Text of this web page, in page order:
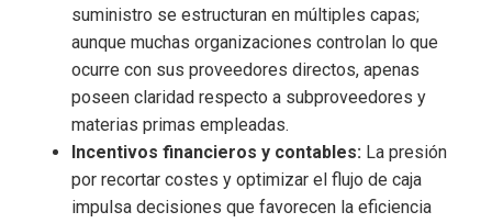
suministro se estructuran en múltiples capas;
aunque muchas organizaciones controlan lo que
ocurre con sus proveedores directos, apenas
poseen claridad respecto a subproveedores y
materias primas empleadas.
Incentivos financieros y contables: La presión
por recortar costes y optimizar el flujo de caja
impulsa decisiones que favorecen la eficiencia